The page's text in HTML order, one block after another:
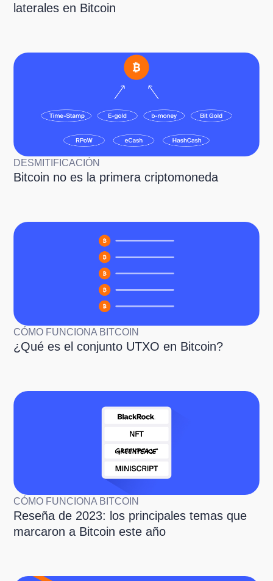
laterales en Bitcoin
DESMITIFICACIÓN
Bitcoin no es la primera criptomoneda
CÓMO FUNCIONA BITCOIN
¿Qué es el conjunto UTXO en Bitcoin?
CÓMO FUNCIONA BITCOIN
Reseña de 2023: los principales temas que
marcaron a Bitcoin este año